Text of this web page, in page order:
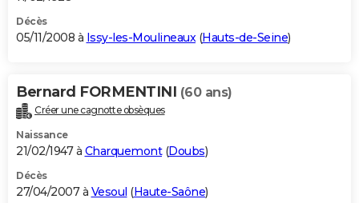
Décès
05/11/2008 à Issy-les-Moulineaux(Hauts-de-Seine)
Bernard FORMENTINI (60 ans)
Créer une cagnotte obsèques
Naissance
21/02/1947 à Charquemont(Doubs)
Décès
27/04/2007 à Vesoul (Haute-Saône)